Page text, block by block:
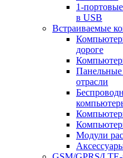
1-
в USB
Встраиваемые
дороге
Панельные
отрасли
Модули